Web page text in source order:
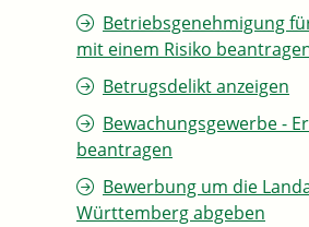
Betriebsgenehmigung
mit einem Risiko
Betrugsdelikt anzeigen
Bewachungsgewerbe -
beantragen
Bewerbung um die
Württemberg abgeben